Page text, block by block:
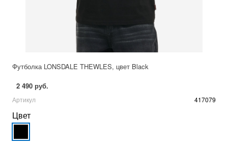
Футболка LONSDALE THEWLES, цвет Black
2 490 руб.
Артикул 417079
Цвет